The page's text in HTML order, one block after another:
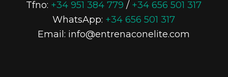
Tfno: +34 951 384 779 / +34 656 501 317
WhatsApp: +34 656 501 317
Email: info@entrenaconelite.com